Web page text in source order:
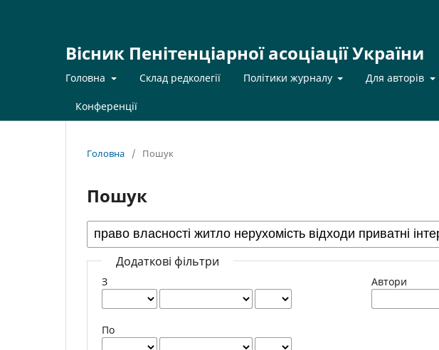
Вісник Пенітенціарної асоціації України
Головна Склад редколегії Політики журналу Для авторів
Конференції
Головна / Пошук
Пошук
Додаткові фільтри
З
По
Автори